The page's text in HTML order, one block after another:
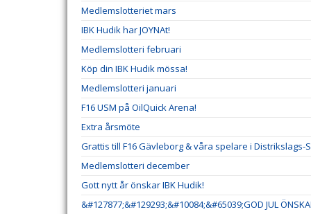
Medlemslotteriet mars
IBK Hudik har JOYNAt!
Medlemslotteri februari
Köp din IBK Hudik mössa!
Medlemslotteri januari
F16 USM på OilQuick Arena!
Extra årsmöte
Grattis till F16 Gävleborg & våra spelare i Distrikslags-
Medlemslotteri december
Gott nytt år önskar IBK Hudik!
&#127877;&#129293;&#10084;&#65039;GOD JUL